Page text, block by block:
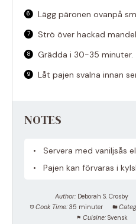
Lägg päronen ovanpå
Strö över hackad
Grädda i 30-35 minuter.
Låt pajen svalna innan
NOTES
Servera med vaniljsås
Pajen kan förvaras i
Author: Deborah S. Crosby
Cook Time: 35 minuter
Cuisine: Svensk